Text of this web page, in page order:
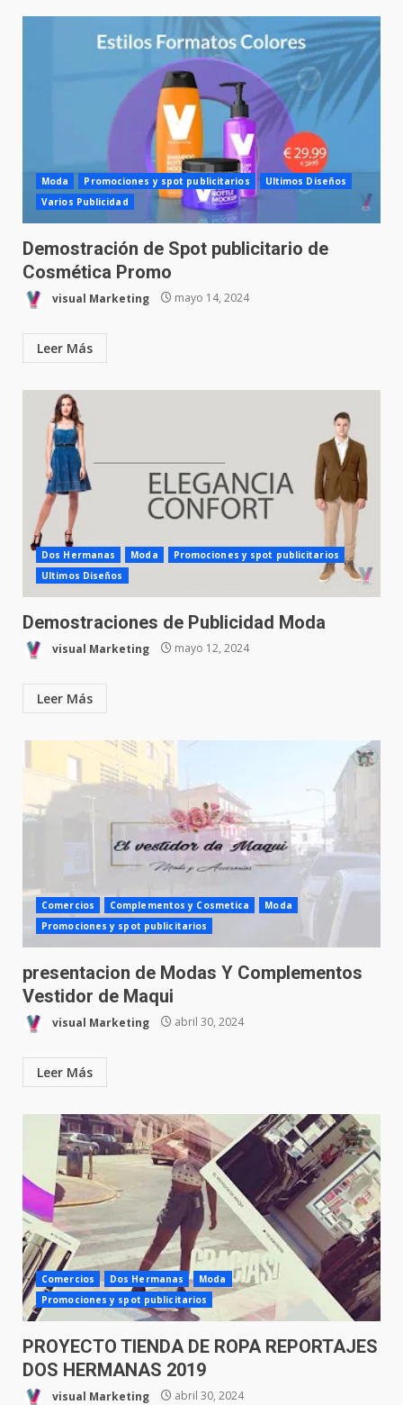
Moda Promociones y spot publicitarios
Ultimos Diseños
Varios Publicidad
Demostración de Spot publicitario de
Cosmética Promo
visual Marketing mayo 14, 2024
Leer Más
Dos Hermanas Moda
Promociones y spot publicitarios
Ultimos Diseños
Demostraciones de Publicidad Moda
visual Marketing mayo 12, 2024
Leer Más
Comercios Complementos y Cosmetica
Moda
Promociones y spot publicitarios
presentacion de Modas Y Complementos
Vestidor de Maqui
visual Marketing abril 30, 2024
Leer Más
Comercios Dos Hermanas
Moda
Promociones y spot publicitarios
PROYECTO TIENDA DE ROPA REPORTAJES
DOS HERMANAS 2019
visual Marketing abril 30, 2024